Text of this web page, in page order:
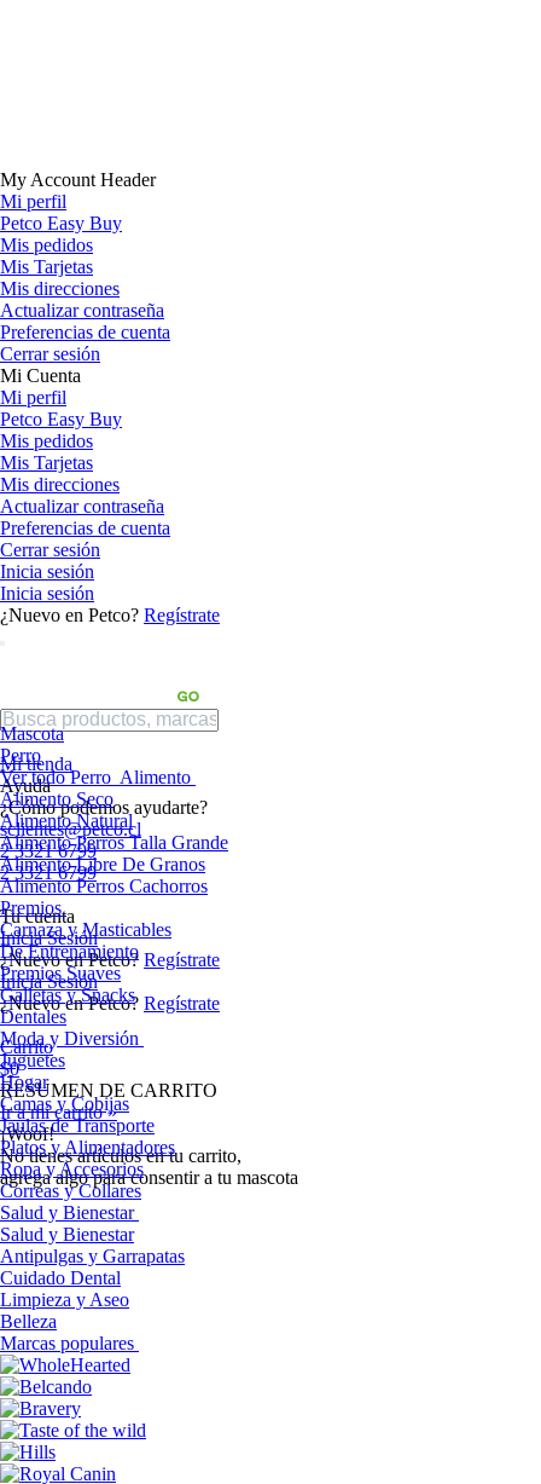
My Account Header
Mi perfil
Petco Easy Buy
Mis pedidos
Mis Tarjetas
Mis direcciones
Actualizar contraseña
Preferencias de cuenta
Cerrar sesión
Mi Cuenta
Mi perfil
Petco Easy Buy
Mis pedidos
Mis Tarjetas
Mis direcciones
Actualizar contraseña
Preferencias de cuenta
Cerrar sesión
Inicia sesión
Inicia sesión
¿Nuevo en Petco? Regístrate
Mi tienda
Ayuda
¿Cómo podemos ayudarte?
sclientes@petco.cl
2 3321 6799
2 3321 6799
Tu cuenta
Inicia Sesión
¿Nuevo en Petco? Regístrate
Inicia Sesión
¿Nuevo en Petco? Regístrate
Carrito
$0
RESUMEN DE CARRITO
Ir a mi carrito »
¡Woof!
No tíenes artículos en tu carrito,
agrega algo para consentir a tu mascota
Mascota
Perro
Ver todo Perro Alimento
Alimento Seco
Alimento Natural
Alimento Perros Talla Grande
Alimento Libre De Granos
Alimento Perros Cachorros
Premios
Carnaza y Masticables
De Entrenamiento
Premios Suaves
Galletas y Snacks
Dentales
Moda y Diversión
Juguetes
Hogar
Camas y Cobijas
Jaulas de Transporte
Platos y Alimentadores
Ropa y Accesorios
Correas y Collares
Salud y Bienestar
Salud y Bienestar
Antipulgas y Garrapatas
Cuidado Dental
Limpieza y Aseo
Belleza
Marcas populares